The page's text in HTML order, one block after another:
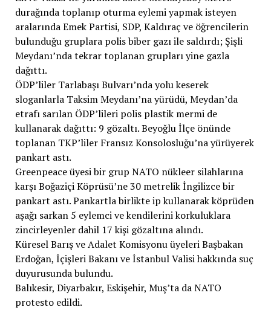
durağında toplanıp oturma eylemi yapmak isteyen
aralarında Emek Partisi, SDP, Kaldıraç ve öğrencilerin
bulunduğu gruplara polis biber gazı ile saldırdı; Şişli
Meydanı’nda tekrar toplanan grupları yine gazla
dağıttı.
ÖDP’liler Tarlabaşı Bulvarı’nda yolu keserek
sloganlarla Taksim Meydanı’na yürüdü, Meydan’da
etrafı sarılan ÖDP’lileri polis plastik mermi de
kullanarak dağıttı: 9 gözaltı. Beyoğlu İlçe önünde
toplanan TKP’liler Fransız Konsolosluğu’na yürüyerek
pankart astı.
Greenpeace üyesi bir grup NATO nükleer silahlarına
karşı Boğaziçi Köprüsü’ne 30 metrelik İngilizce bir
pankart astı. Pankartla birlikte ip kullanarak köprüden
aşağı sarkan 5 eylemci ve kendilerini korkuluklara
zincirleyenler dahil 17 kişi gözaltına alındı.
Küresel Barış ve Adalet Komisyonu üyeleri Başbakan
Erdoğan, İçişleri Bakanı ve İstanbul Valisi hakkında suç
duyurusunda bulundu.
Balıkesir, Diyarbakır, Eskişehir, Muş’ta da NATO
protesto edildi.